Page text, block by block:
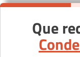
Le Quesnoy
Lille (59000)
Loos (59120)
Maubeuge
Que